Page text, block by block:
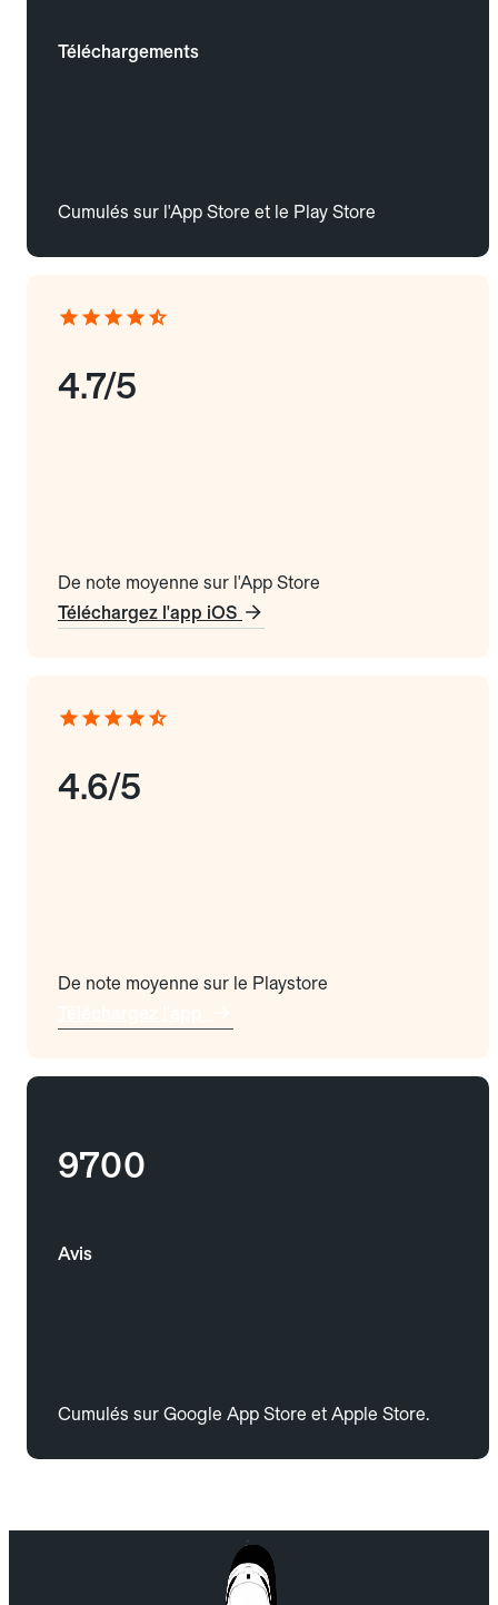
Téléchargements
Cumulés sur l'App Store et le Play Store
4.7/5
De note moyenne sur l'App Store
Téléchargez l'app iOS
4.6/5
De note moyenne sur le Playstore
9700
Avis
Cumulés sur Google App Store et Apple Store.